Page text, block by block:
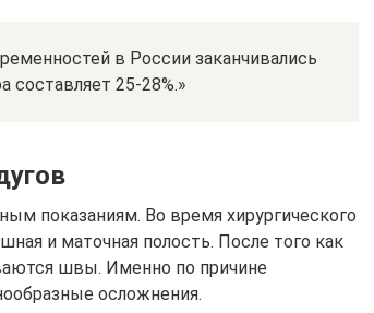
в России заканчивались
составляет 25-28%.»
показаниям. Во время хирургического
и маточная полость. После того как
швы. Именно по причине
осложнения.